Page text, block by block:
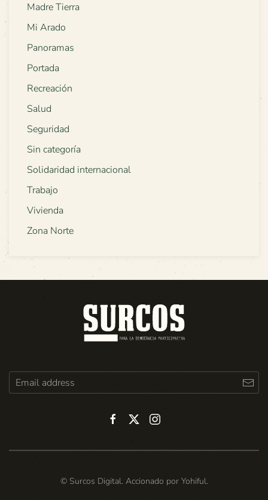
Madre Tierra
Mi Arado
Panoramas
Portada
Recreación
Salud
Seguridad
Sin categoría
Solidaridad internacional
Trabajo
Vivienda
Zona Norte
© Surcos Digital. Accionado por Yohiful.